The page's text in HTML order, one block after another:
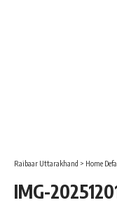
Raibaar Uttarakhand > Home
IMG-